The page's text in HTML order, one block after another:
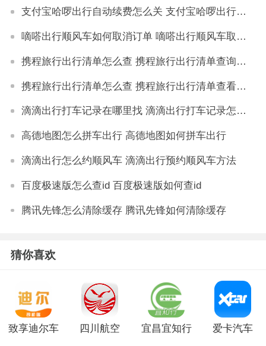
支付宝哈啰出行自动续费怎么关 支付宝哈啰出行自动续费关闭方法
嘀嗒出行顺风车如何取消订单 嘀嗒出行顺风车取消订单方法
携程旅行出行清单怎么查 携程旅行出行清单查询方法
携程旅行出行清单怎么查 携程旅行出行清单查看方法
滴滴出行打车记录在哪里找 滴滴出行打车记录怎么查询
高德地图怎么拼车出行 高德地图如何拼车出行
滴滴出行怎么约顺风车 滴滴出行预约顺风车方法
百度极速版怎么查id 百度极速版如何查id
腾讯先锋怎么清除缓存 腾讯先锋如何清除缓存
猜你喜欢
致享迪尔车
四川航空
宜昌宜知行
爱卡汽车